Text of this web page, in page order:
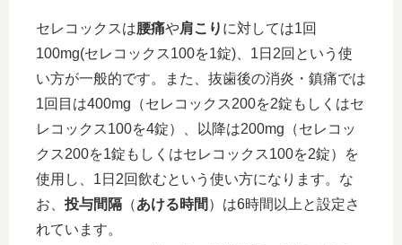
セレコックスは腰痛や肩こり に対しては1回
100mg(セレコックス100を1錠)、1日2回という使
い方が一般的です。また、抜歯後の消炎・鎮痛では
1回目は400mg（セレコックス200を2錠もしくはセ
レコックス100を4錠）、以降は200mg（セレコッ
クス200を1錠もしくはセレコックス100を2錠）を
使用し、1日2回飲むという使い方になります。な
お、 投与間隔 （あける時間 ）は6時間以上と設定さ
れています。